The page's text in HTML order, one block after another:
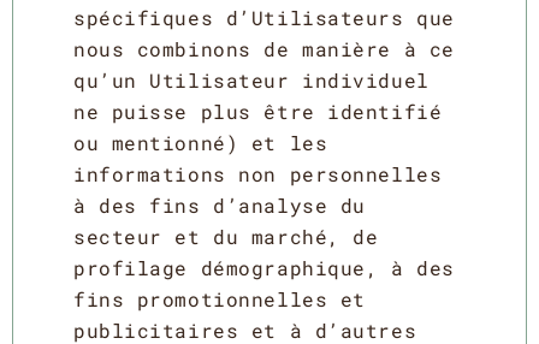
spécifiques d’Utilisateurs que
nous combinons de manière à ce
qu’un Utilisateur individuel
ne puisse plus être identifié
ou mentionné) et les
informations non personnelles
à des fins d’analyse du
secteur et du marché, de
profilage démographique, à des
fins promotionnelles et
publicitaires et à d’autres